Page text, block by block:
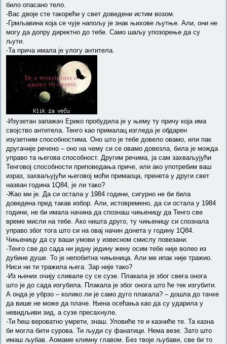
било опасано тело.
-Вас двоје сте такорећи у свет доведени истим возом.
-Грмљавина која се чује напољу је знак њихове љутње. Али, они не
могу да допру директно до тебе. Само шаљу упозорење да су
љути.
-Та прича имала је улогу антитела.
-Изузетан запажач Ерико пробудила је у њему ту причу која има
својство антитела. Тенго као прималац изгледа је обдарен
изузетним способностима. Оно што је тебе довело овамо, или пак
другачије речено – оно на чему си се овамо довезла, била је можда
управо та његова способност. Другим речима, ја сам захваљујући
Тенговој способности приповедања приче, или ако употребим ваш
израз, захваљујући његовој моћи примаоца, пренета у други свет
назван година 1Q84, је ли тако?
-Жао ми је. Да си остала у 1984 години, сигурно не би била
доведена пред такав избор. Али, истовремено, да си остала у 1984
години, не би имала начина да спознаш чињеницу да Тенго све
време мисли на тебе. Ако ништа друго, ту чињеницу си спознала
управо због тога што си на овај начин донета у годину 1Q84.
Чињеницу да су ваши умови у извесном смислу повезани.
-Тенго све до сада ни једну једину жену осим тебе није волео из
дубине душе. То је непобитна чињеница. Али ме ипак није тражио.
Ниси ни ти тражила њега. Зар није тако?
-Из њених очију сливале су се сузе. Плакала је због свега онога
што је до сада изгубила. Плакала је због онога што ће тек изгубити.
А онда је убрзо – колико ли је само дуго плакала? – дошла до тачке
да више не може да плаче. Њена осећања као да су ударила у
невидљиви зид, а сузе пресахнуле.
-Ти ћеш вероватно умрети, знаш. Уловиће те и казниће те. Та казна
би могла бити сурова. Ти људи су фанатици. Нема везе. Зато што
имаш љубав. Аомаме климну главом. Без твоје љубави, све би то